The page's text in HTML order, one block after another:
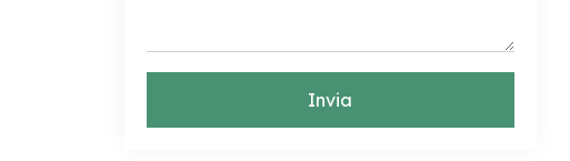
Invia